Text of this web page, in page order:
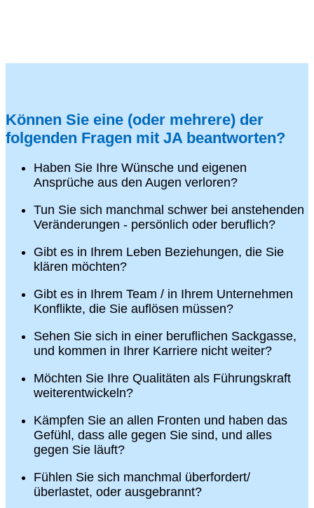
Können Sie eine (oder mehrere) der
folgenden Fragen mit JA beantworten?
Haben Sie Ihre Wünsche und eigenen
Ansprüche aus den Augen verloren?
Tun Sie sich manchmal schwer bei anstehenden
Veränderungen - persönlich oder beruflich?
Gibt es in Ihrem Leben Beziehungen, die Sie
klären möchten?
Gibt es in Ihrem Team / in Ihrem Unternehmen
Konflikte, die Sie auflösen müssen?
Sehen Sie sich in einer beruflichen Sackgasse,
und kommen in Ihrer Karriere nicht weiter?
Möchten Sie Ihre Qualitäten als Führungskraft
weiterentwickeln?
Kämpfen Sie an allen Fronten und haben das
Gefühl, dass alle gegen Sie sind, und alles
gegen Sie läuft?
Fühlen Sie sich manchmal überfordert/
überlastet, oder ausgebrannt?